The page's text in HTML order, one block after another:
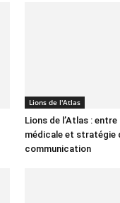
Lions de l'Atlas
Lions de l’Atlas :
médicale et stratégie
communication